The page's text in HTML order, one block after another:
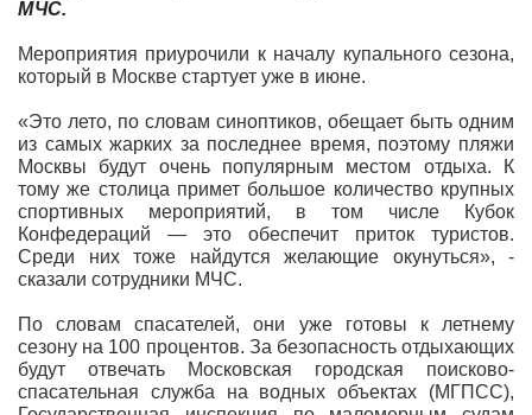
МЧС.
Мероприятия приурочили к началу купального сезона,
который в Москве стартует уже в июне.
«Это лето, по словам синоптиков, обещает быть одним
из самых жарких за последнее время, поэтому пляжи
Москвы будут очень популярным местом отдыха. К
тому же столица примет большое количество крупных
спортивных мероприятий, в том числе Кубок
Конфедераций — это обеспечит приток туристов.
Среди них тоже найдутся желающие окунуться», -
сказали сотрудники МЧС.
По словам спасателей, они уже готовы к летнему
сезону на 100 процентов. За безопасность отдыхающих
будут отвечать Московская городская поисково-
спасательная служба на водных объектах (МГПСС),